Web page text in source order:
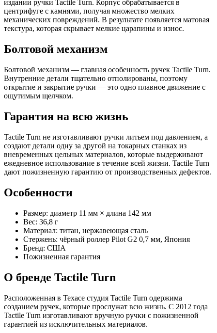
издании ручки Tactile Turn. Корпус обрабатывается в
центрифуге с камнями, получая множество мелких
механических повреждений. В результате появляется матовая
текстура, которая скрывает мелкие царапины и износ.
Болтовой механизм
Болтовой механизм — главная особенность ручек Tactile Turn.
Внутренние детали тщательно отполированы, поэтому
открытие и закрытие ручки — это одно плавное движение с
ощутимым щелчком.
Гарантия на всю жизнь
Tactile Turn не изготавливают ручки литьем под давлением, а
создают детали одну за другой на токарных станках из
вневременных цельных материалов, которые выдерживают
ежедневное использование в течение всей жизни. Tactile Turn
дают пожизненную гарантию от производственных дефектов.
Особенности
Размер: диаметр 11 мм × длина 142 мм
Вес: 36,8 г
Материал: титан, нержавеющая сталь
Стержень: чёрный роллер Pilot G2 0,7 мм, Япония
Бренд: США
Пожизненная гарантия
О бренде Tactile Turn
Расположенная в Техасе студия Tactile Turn одержима
созданием ручек, которые прослужат всю жизнь. С 2012 года
Tactile Turn изготавливают вручную ручки с пожизненной
гарантией из исключительных материалов.